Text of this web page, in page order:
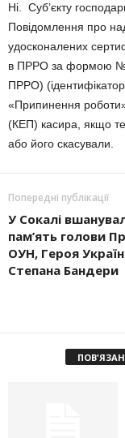
Ні. Суб’єкту
Повідомлення про
удосконалених
в ПРРО за формою №
ПРРО)
«Припинення
(КЕП) касира, якщо
або його скасували.
Попередні публікації
У Сокалі
пам’ять голови
ОУН, Героя
Степана Бандери